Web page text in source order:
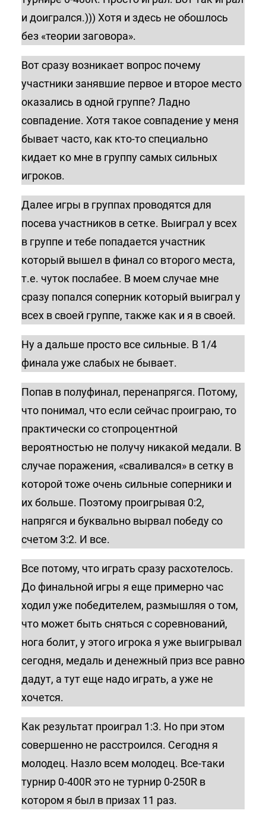
и доигрался.))) Хотя и здесь не обошлось
без «теории заговора».
Вот сразу возникает вопрос почему
участники занявшие первое и второе место
оказались в одной группе? Ладно
совпадение. Хотя такое совпадение у меня
бывает часто, как кто-то специально
кидает ко мне в группу самых сильных
игроков.
Далее игры в группах проводятся для
посева участников в сетке. Выиграл у всех
в группе и тебе попадается участник
который вышел в финал со второго места,
т.е. чуток послабее. В моем случае мне
сразу попался соперник который выиграл у
всех в своей группе, также как и я в своей.
Ну а дальше просто все сильные. В 1/4
финала уже слабых не бывает.
Попав в полуфинал, перенапрягся. Потому,
что понимал, что если сейчас проиграю, то
практически со стопроцентной
вероятностью не получу никакой медали. В
случае поражения, «сваливался» в сетку в
которой тоже очень сильные соперники и
их больше. Поэтому проигрывая 0:2,
напрягся и буквально вырвал победу со
счетом 3:2. И все.
Все потому, что играть сразу расхотелось.
До финальной игры я еще примерно час
ходил уже победителем, размышляя о том,
что может быть сняться с соревнований,
нога болит, у этого игрока я уже выигрывал
сегодня, медаль и денежный приз все равно
дадут, а тут еще надо играть, а уже не
хочется.
Как результат проиграл 1:3. Но при этом
совершенно не расстроился. Сегодня я
молодец. Назло всем молодец. Все-таки
турнир 0-400R это не турнир 0-250R в
котором я был в призах 11 раз.